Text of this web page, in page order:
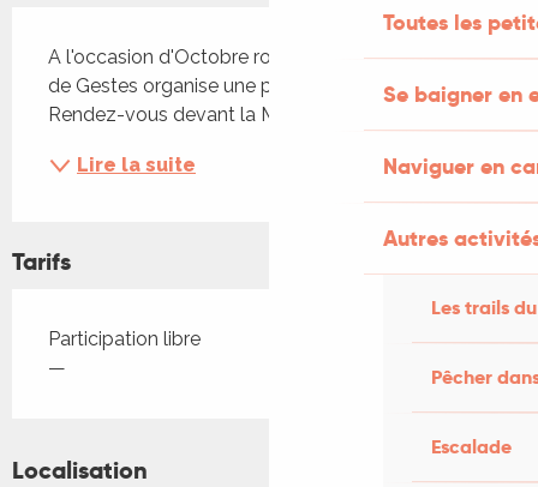
Toutes les
Se baigner en
Naviguer en
Autres
Les trails
Pêcher
Escalade
A l'occasion d'Octobre rose, l'association Champs
de Gestes organise une promenade sensorielle.
Rendez-vous devant la Mairie. Don libre.
Lire la suite
Tarifs
Tarifs 2026
Participation libre
—
Localisation